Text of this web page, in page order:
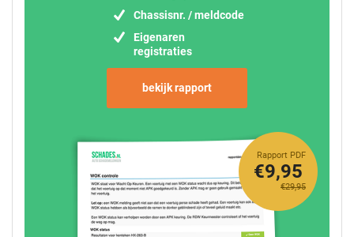
Chassisnr. / meldcode
Eigenaren
registraties
bekijk rapport
Rapport PDF
€29,95
€9,95